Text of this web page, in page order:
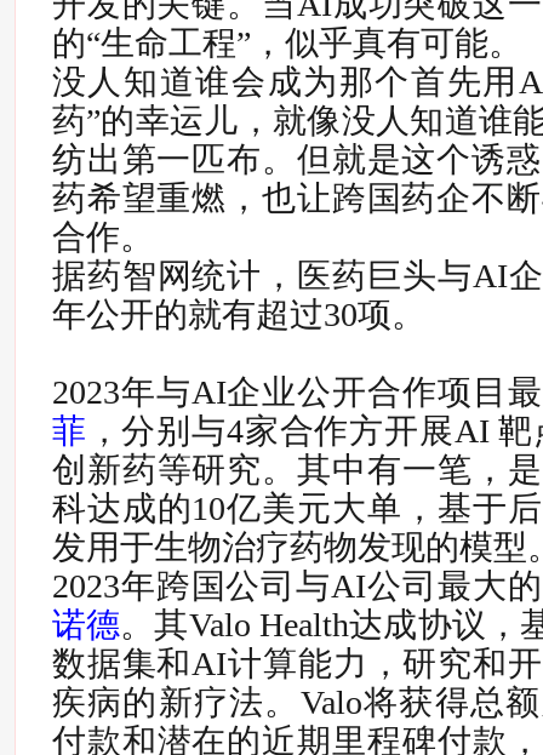
的“生命工程”，似乎真有可能。
没人知道谁会成为那个首先用
药”的幸运儿，就像没人知道谁
纺出第一匹布。但就是这个诱
药希望重燃，也让跨国药企不
合作。
据药智网统计，医药巨头与AI
年公开的就有超过30项。
2023年与AI企业公开合作项目
菲 ，分别与4家合作方开展AI
创新药等研究。其中有一笔，
科达成的10亿美元大单，基于
发用于生物治疗药物发现的模型
2023年跨国公司与AI公司最大
诺德。其Valo Health达成协议，
数据集和AI计算能力，研究和
疾病的新疗法。Valo将获得总
付款和潜在的近期里程碑付款